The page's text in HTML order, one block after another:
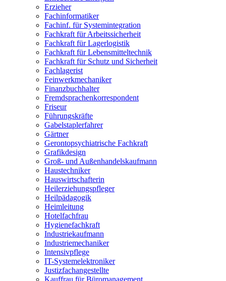
Erzieher
Fachinformatiker
Fachinf. für Systemintegration
Fachkraft für Arbeitssicherheit
Fachkraft für Lagerlogistik
Fachkraft für Lebensmitteltechnik
Fachkraft für Schutz und Sicherheit
Fachlagerist
Feinwerkmechaniker
Finanzbuchhalter
Fremdsprachenkorrespondent
Friseur
Führungskräfte
Gabelstaplerfahrer
Gärtner
Gerontopsychiatrische Fachkraft
Grafikdesign
Groß- und Außenhandelskaufmann
Haustechniker
Hauswirtschafterin
Heilerziehungspfleger
Heilpädagogik
Heimleitung
Hotelfachfrau
Hygienefachkraft
Industriekaufmann
Industriemechaniker
Intensivpflege
IT-Systemelektroniker
Justizfachangestellte